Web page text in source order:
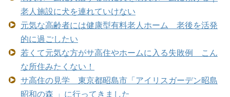
老人施設に犬を連れていけない
元気な高齢者には健康型有料老人ホーム 老後を活発
的に過ごしたい
若くて元気な方がサ高住やホームに入る失敗例 こん
な所住みたくない！
サ高住の見学 東京都昭島市「アイリスガーデン昭島
昭和の森 」に行ってきました